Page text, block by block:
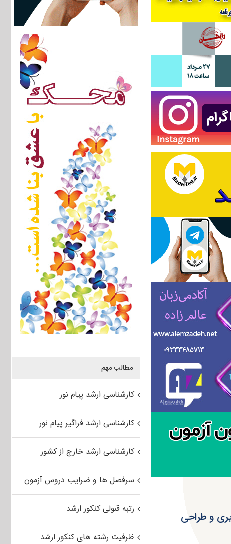
هنرهای تصویری و طراحی
مطالب مهم
کارشناسی ارشد پیام نور
کارشناسی ارشد فراگیر پیام نور
کارشناسی ارشد خارج از کشور
سرفصل ها و ضرایب دروس آزمون
رتبه قبولی کنکور ارشد
ظرفیت رشته های کنکور ارشد